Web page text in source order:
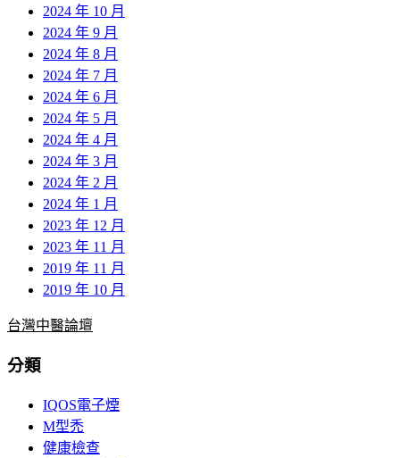
2024 年 10 月
2024 年 9 月
2024 年 8 月
2024 年 7 月
2024 年 6 月
2024 年 5 月
2024 年 4 月
2024 年 3 月
2024 年 2 月
2024 年 1 月
2023 年 12 月
2023 年 11 月
2019 年 11 月
2019 年 10 月
台灣中醫論壇
分類
IQOS電子煙
M型禿
健康檢查